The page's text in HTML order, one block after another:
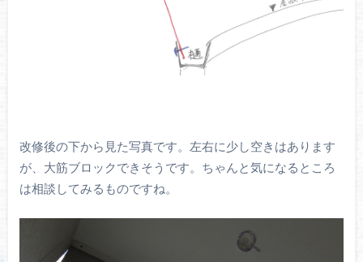
改修後の下から見た写真です。左右に少し空きはあります
が、大筋ブロックできそうです。ちゃんと気になるところ
は相談してみるものですね。